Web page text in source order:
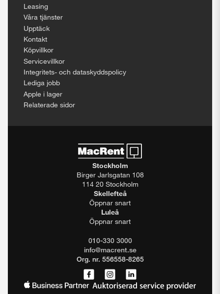
Leasing
Våra tjänster
Upptäck
Kontakt
Köpvillkor
Servicevillkor
Integritets- och dataskyddspolicy
Lediga jobb
Apple i lager
Relaterade sidor
Stockholm
Birger Jarlsgatan 108
114 20 Stockholm
Skellefteå
Öppnar snart
Luleå
Öppnar snart
010-330 3000
info@macrent.se
Org. nr. 556558-8265